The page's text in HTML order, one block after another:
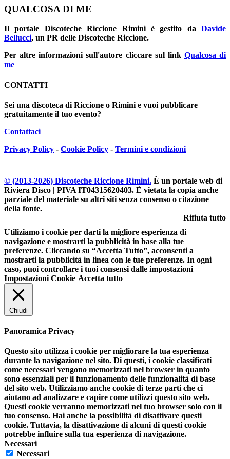
QUALCOSA DI ME
Il portale Discoteche Riccione Riminiè gestito da Davide
Bellucci, un PR delle Discoteche Riccione.
Per altre informazioni sull'autore cliccare sul link Qualcosa di
me
CONTATTI
Sei una discoteca di Riccione o Rimini e vuoi pubblicare
gratuitamente il tuo evento?
Contattaci
Privacy Policy - Cookie Policy - Termini e condizioni
© (2013-2026) Discoteche Riccione Rimini. È un portale web di
Riviera Disco | PIVA IT04315620403. È vietata la copia anche
parziale del materiale su altri siti senza consenso o citazione
della fonte.
Rifiuta tutto
Utiliziamo i cookie per darti la migliore esperienza di
navigazione e mostrarti la pubblicità in base alla tue
preferenze. Cliccando su “Accetta Tutto”, acconsenti a
mostrarti la pubblicità in linea con le tue preferenze. In ogni
caso, puoi controllare i tuoi consensi dalle impostazioni
Impostazioni Cookie Accetta tutto
Chiudi
Panoramica Privacy
Questo sito utilizza i cookie per migliorare la tua esperienza
durante la navigazione nel sito. Di questi, i cookie classificati
come necessari vengono memorizzati nel browser in quanto
sono essenziali per il funzionamento delle funzionalità di base
del sito web. Utilizziamo anche cookie di terze parti che ci
aiutano ad analizzare e capire come utilizzi questo sito web.
Questi cookie verranno memorizzati nel tuo browser solo con il
tuo consenso. Hai anche la possibilità di disattivare questi
cookie. Tuttavia, la disattivazione di alcuni di questi cookie
potrebbe influire sulla tua esperienza di navigazione.
Necessari
Necessari